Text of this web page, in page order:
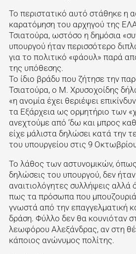
Το περιστατικό αυτό στάθηκε η
καρατόμηση του αρχηγού της
Τσιατούρα, ωστόσο η δημόσια
υπουργού ήταν περισσότερο
για το πολιτικό «φάουλ» παρά
της υπόθεσης.
Το ίδιο βράδυ που ζήτησε την
Τσιατούρα, ο Μ. Χρυσοχοίδης
«η ανομία έχει θεριέψει
τα Εξάρχεια ως ορμητήριο των
ανεχτούμε από ‘δω και μπρος
είχε μάλιστα δηλώσει κατά την
του υπουργείου στις 9
Το λάθος των αστυνομικών,
δηλώσεις του υπουργού, δεν
αναιτιολόγητες συλλήψεις αλλά
πως τα πρόσωπα που
γνωστά από την επαγγελματική
δράση. Φύλλο δεν θα κουνιόταν
λεωφόρου Αλεξάνδρας, αν στη
κάποιος ανώνυμος πολίτης.